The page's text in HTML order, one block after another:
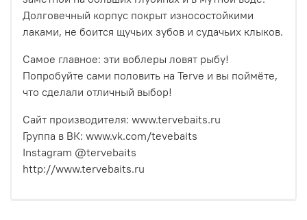
Долговечный корпус покрыт износостойкими
лаками, не боится щучьих зубов и судачьих клыков.
Самое главное: эти воблеры ловят рыбу!
Попробуйте сами половить на Terve и вы поймёте,
что сделали отличный выбор!
Сайт производителя: www.tervebaits.ru
Группа в ВК: www.vk.com/tevebaits
Instagram @tervebaits
http://www.tervebaits.ru